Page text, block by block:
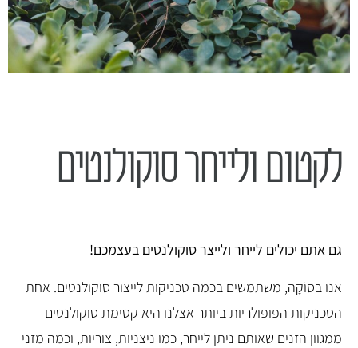
לקטום ולייחר סוקולנטים
גם אתם יכולים לייחר ולייצר סוקולנטים בעצמכם!
אנו בסוֹקָה, משתמשים בכמה טכניקות לייצור סוקולנטים. אחת
הטכניקות הפופולריות ביותר אצלנו היא קטימת סוקולנטים
ממגוון הזנים שאותם ניתן לייחר, כמו ניצניות, צוריות, וכמה מזני